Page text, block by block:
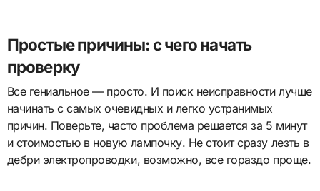
Простые причины: с чего начать
проверку
Все гениальное — просто. И поиск неисправности лучше
начинать с самых очевидных и легко устранимых
причин. Поверьте, часто проблема решается за 5 минут
и стоимостью в новую лампочку. Не стоит сразу лезть в
дебри электропроводки, возможно, все гораздо проще.